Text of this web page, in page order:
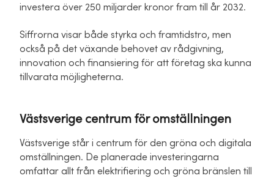
investera över 250 miljarder kronor fram till år 2032.
Siffrorna visar både styrka och framtidstro, men
också på det växande behovet av rådgivning,
innovation och finansiering för att företag ska kunna
tillvarata möjligheterna.
Västsverige centrum för omställningen
Västsverige står i centrum för den gröna och digitala
omställningen. De planerade investeringarna
omfattar allt från elektrifiering och gröna bränslen till